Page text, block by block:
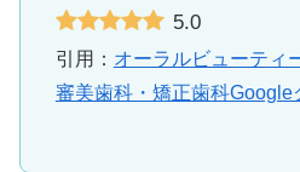
5.0
引用： オーラルビューティ
審美歯科・矯正歯科Google